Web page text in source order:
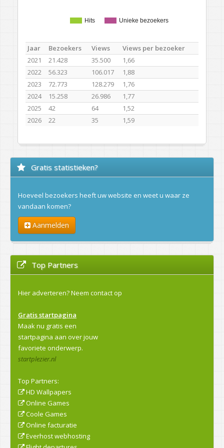
Hits Unieke bezoekers
Jaar Bezoekers Views
Views per bezoeker
2021
21.428 35.500
1,66
2022
56.323 106.017
1,88
2023
72.773 128.279
1,76
2024
15.258 26.986
1,77
2025
42 64
1,52
2026
22 35 1,59
Gratis statistieken?
Hoeveel bezoekers heeft uw website en weet u waar ze
vandaan komen?
Aanmelden
Top Partners
Hier adverteren?Neem contact op
Gratis startpagina
Maak nu gratis een
startpagina aan over jouw
favoriete onderwerp.
startplezier.nl
Top Partners:
HD Wallpapers
Online Games
Coole Games
Online facturatie
Everhost webhosting